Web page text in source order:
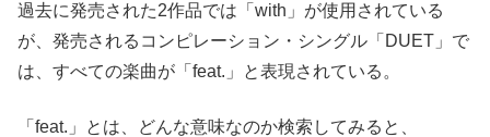
過去に発売された2作品では「with」が使用されている
が、発売されるコンピレーション・シングル「DUET」で
は、すべての楽曲が「feat.」と表現されている。
「feat.」とは、どんな意味なのか検索してみると、